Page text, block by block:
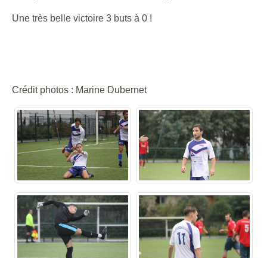
Une très belle victoire 3 buts à 0 !
Crédit photos : Marine Dubernet